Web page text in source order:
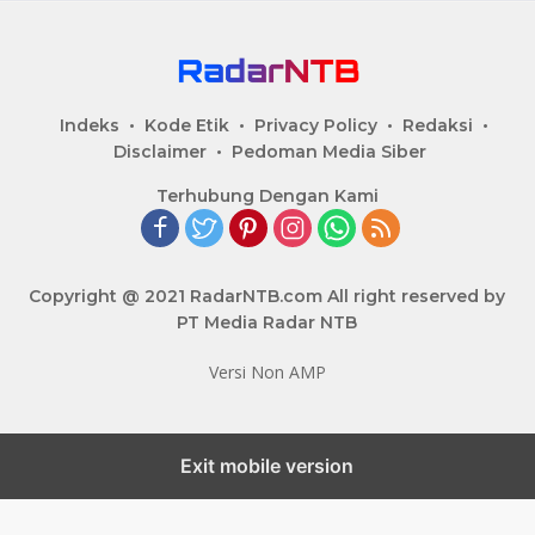
Indeks Kode Etik Privacy Policy
Redaksi
Disclaimer
Pedoman Media Siber
Terhubung Dengan Kami
Copyright @ 2021 RadarNTB.com All right reserved by
PT Media Radar NTB
Versi Non AMP
Exit mobile version